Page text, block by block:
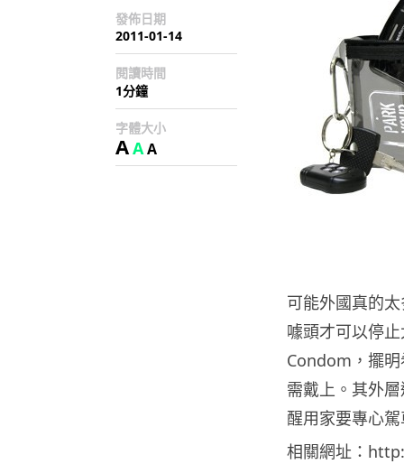
發佈日期
2011-01-14
閱讀時間
1分鐘
字體大小
AAA
可能外國真的
噱頭才可以停
Condom，擺
需戴上。其外
醒用家要專心
相關網址：